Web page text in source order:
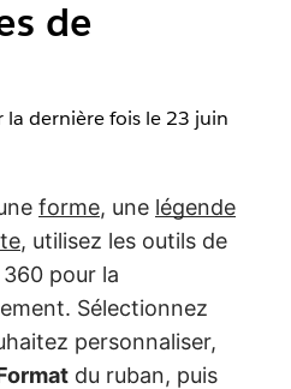
de
dernière fois le 23 juin
forme, une légende
, utilisez les outils de
pour la
Sélectionnez
personnaliser,
du ruban, puis